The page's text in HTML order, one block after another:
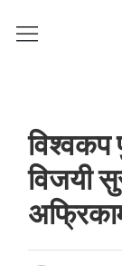
विश्वकप
विजयी